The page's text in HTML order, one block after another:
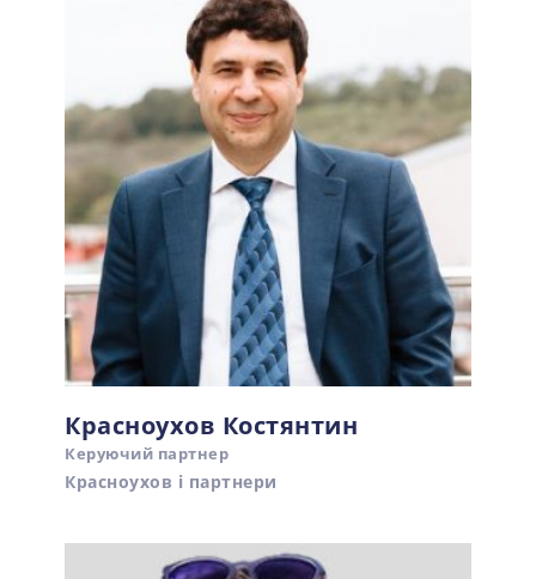
Красноухов Костянтин
Керуючий партнер
Красноухов і партнери